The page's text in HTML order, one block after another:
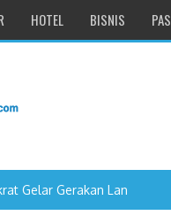
HOTEL BISNIS
Gelar Gerakan Langit Biru